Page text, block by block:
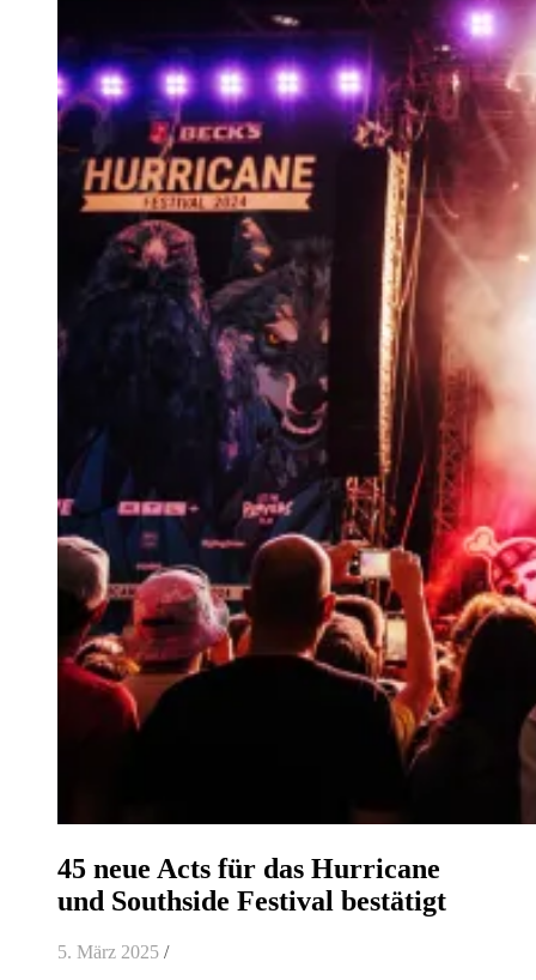
45 neue Acts für das Hurricane
und Southside Festival bestätigt
5. März 2025 /